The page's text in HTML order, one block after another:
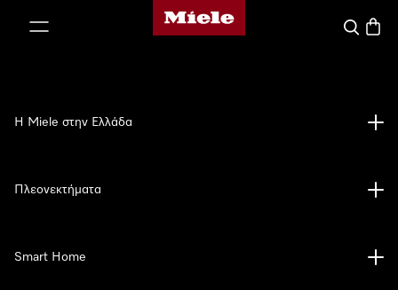
Αρχική σελίδα της Miele
Η Miele στην Ελλάδα
Πλεονεκτήματα
Smart Home